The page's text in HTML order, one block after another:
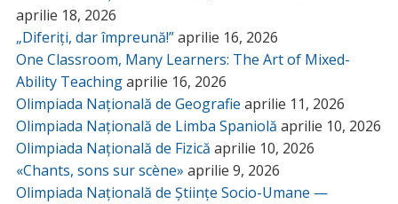
aprilie 18, 2026
„Diferiți, dar împreună!”aprilie 16, 2026
One Classroom, Many Learners: The Art of Mixed-
Ability Teachingaprilie 16, 2026
Olimpiada Națională de Geografie aprilie 11, 2026
Olimpiada Națională de Limba Spaniolă aprilie 10, 2026
Olimpiada Națională de Fizică aprilie 10, 2026
«Chants, sons sur scène» aprilie 9, 2026
Olimpiada Națională de Științe Socio-Umane —